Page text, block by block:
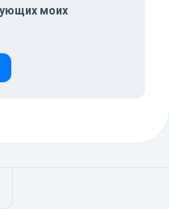
моих